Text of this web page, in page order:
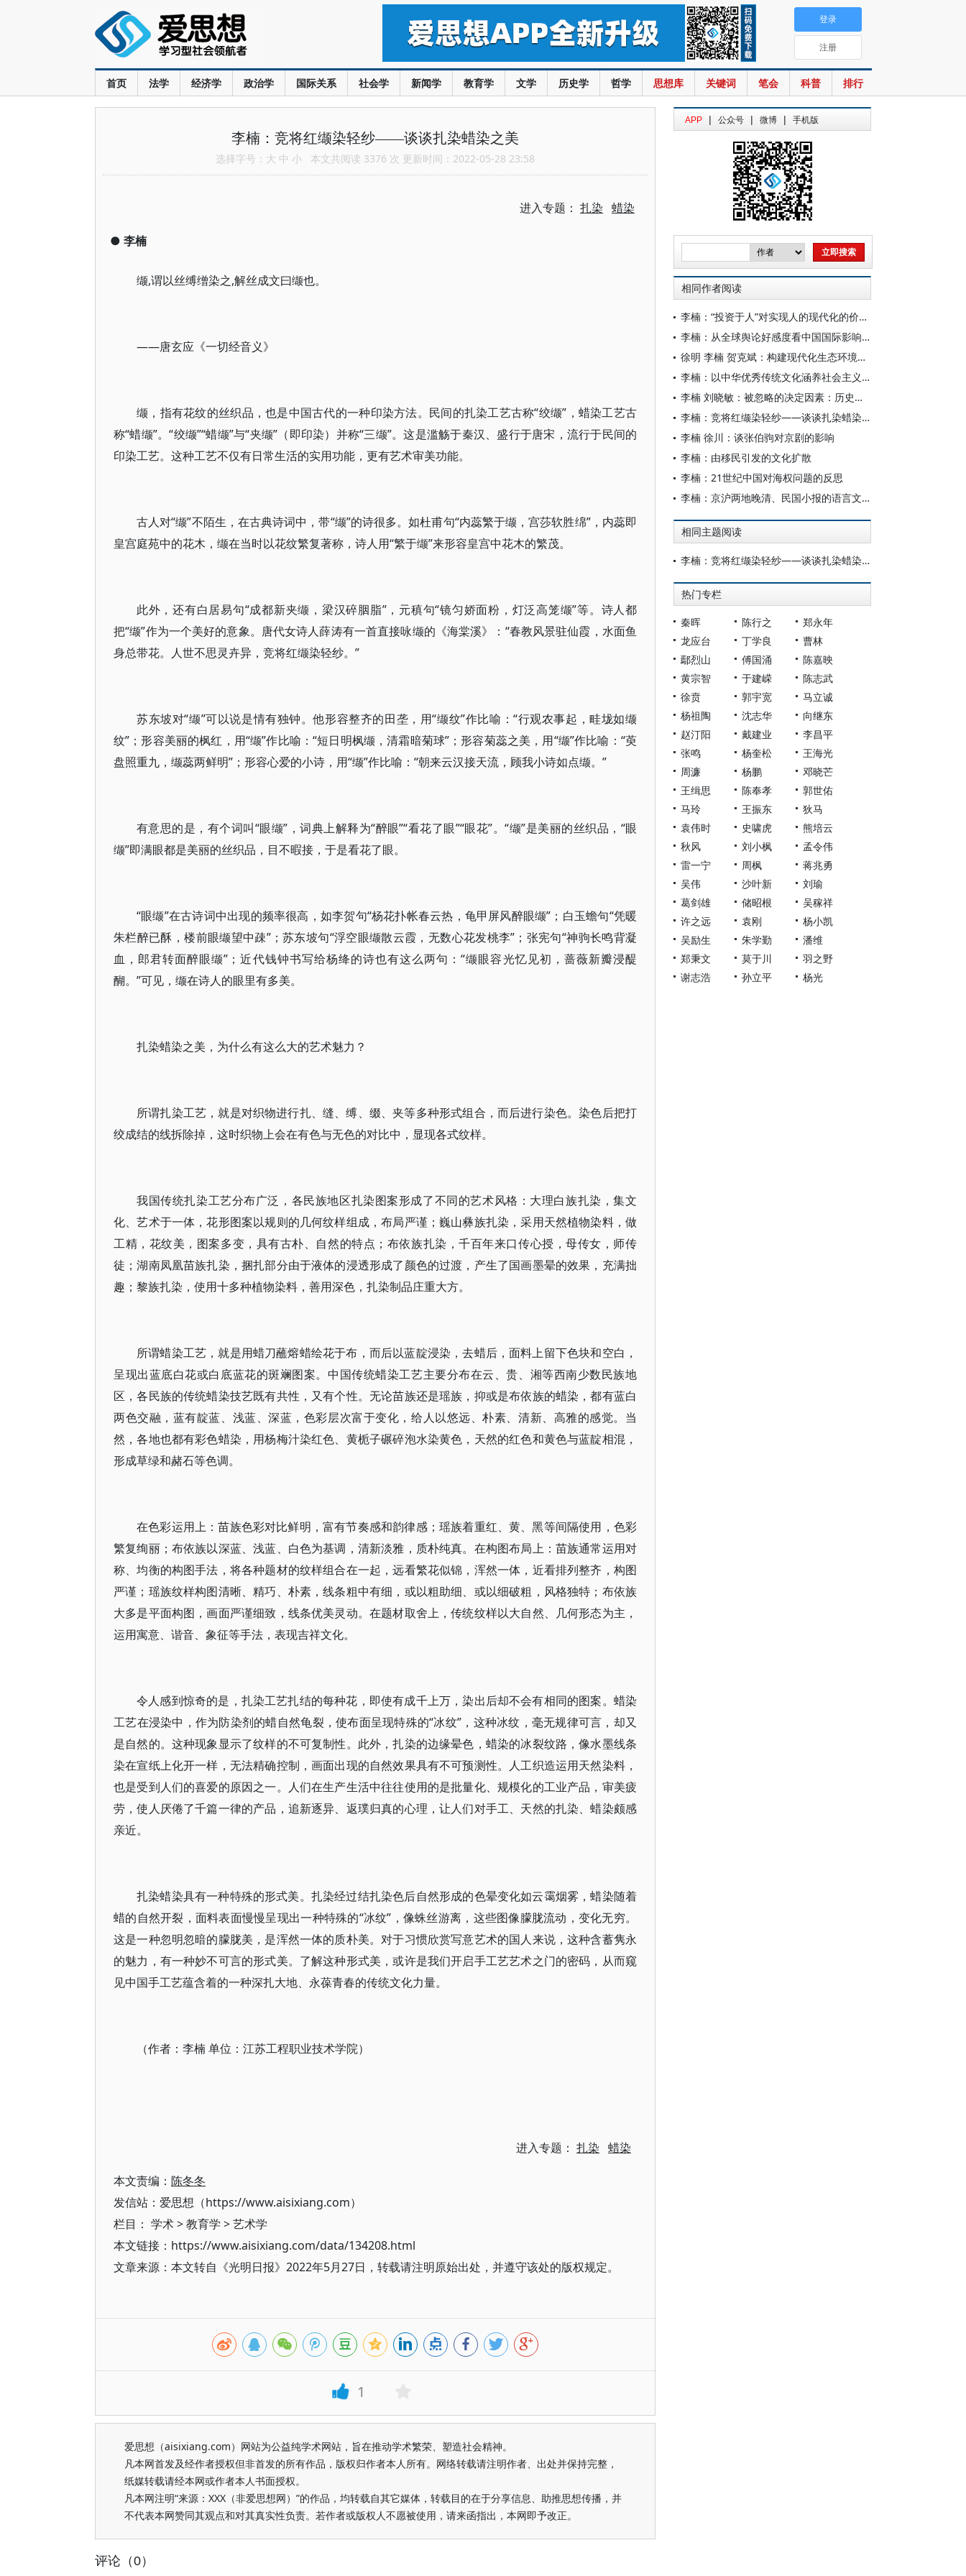
首页 法学 经济学 政治学 国际关系 社会学 新闻学 教育学 文学 历史学 哲学 思想库 关键词 笔会 科普 排行
登录
注册
李楠：竞将红缬染轻纱——谈谈扎染蜡染之美
选择字号： 大 中 小 本文共阅读 3376 次 更新时间：2022-05-28 23:58
进入专题： 扎染 蜡染
● 李楠
缬,谓以丝缚缯染之,解丝成文曰缬也。
——唐玄应《一切经音义》
缬，指有花纹的丝织品，也是中国古代的一种印染方法。民间的扎染工艺古称“绞缬”，蜡染工艺古
称“蜡缬”。“绞缬”“蜡缬”与“夹缬”（即印染）并称“三缬”。这是滥觞于秦汉、盛行于唐宋，流行于民间的
印染工艺。这种工艺不仅有日常生活的实用功能，更有艺术审美功能。
古人对“缬”不陌生，在古典诗词中，带“缬”的诗很多。如杜甫句“内蕊繁于缬，宫莎软胜绵”，内蕊即
皇宫庭苑中的花木，缬在当时以花纹繁复著称，诗人用“繁于缬”来形容皇宫中花木的繁茂。
此外，还有白居易句“成都新夹缬，梁汉碎胭脂”，元稹句“镜匀娇面粉，灯泛高笼缬”等。诗人都
把“缬”作为一个美好的意象。唐代女诗人薛涛有一首直接咏缬的《海棠溪》：“春教风景驻仙霞，水面鱼
身总带花。人世不思灵卉异，竞将红缬染轻纱。”
苏东坡对“缬”可以说是情有独钟。他形容整齐的田垄，用“缬纹”作比喻：“行观农事起，畦垅如缬
纹”；形容美丽的枫红，用“缬”作比喻：“短日明枫缬，清霜暗菊球”；形容菊蕊之美，用“缬”作比喻：“萸
盘照重九，缬蕊两鲜明”；形容心爱的小诗，用“缬”作比喻：“朝来云汉接天流，顾我小诗如点缬。”
有意思的是，有个词叫“眼缬”，词典上解释为“醉眼”“看花了眼”“眼花”。“缬”是美丽的丝织品，“眼
缬”即满眼都是美丽的丝织品，目不暇接，于是看花了眼。
“眼缬”在古诗词中出现的频率很高，如李贺句“杨花扑帐春云热，龟甲屏风醉眼缬”；白玉蟾句“凭暖
朱栏醉已酥，楼前眼缬望中疎”；苏东坡句“浮空眼缬散云霞，无数心花发桃李”；张宪句“神驹长鸣背凝
血，郎君转面醉眼缬”；近代钱钟书写给杨绛的诗也有这么两句：“缬眼容光忆见初，蔷薇新瓣浸醍
醐。”可见，缬在诗人的眼里有多美。
扎染蜡染之美，为什么有这么大的艺术魅力？
所谓扎染工艺，就是对织物进行扎、缝、缚、缀、夹等多种形式组合，而后进行染色。染色后把打
绞成结的线拆除掉，这时织物上会在有色与无色的对比中，显现各式纹样。
我国传统扎染工艺分布广泛，各民族地区扎染图案形成了不同的艺术风格：大理白族扎染，集文
化、艺术于一体，花形图案以规则的几何纹样组成，布局严谨；巍山彝族扎染，采用天然植物染料，做
工精，花纹美，图案多变，具有古朴、自然的特点；布依族扎染，千百年来口传心授，母传女，师传
徒；湖南凤凰苗族扎染，捆扎部分由于液体的浸透形成了颜色的过渡，产生了国画墨晕的效果，充满拙
趣；黎族扎染，使用十多种植物染料，善用深色，扎染制品庄重大方。
所谓蜡染工艺，就是用蜡刀蘸熔蜡绘花于布，而后以蓝靛浸染，去蜡后，面料上留下色块和空白，
呈现出蓝底白花或白底蓝花的斑斓图案。中国传统蜡染工艺主要分布在云、贵、湘等西南少数民族地
区，各民族的传统蜡染技艺既有共性，又有个性。无论苗族还是瑶族，抑或是布依族的蜡染，都有蓝白
两色交融，蓝有靛蓝、浅蓝、深蓝，色彩层次富于变化，给人以悠远、朴素、清新、高雅的感觉。当
然，各地也都有彩色蜡染，用杨梅汁染红色、黄栀子碾碎泡水染黄色，天然的红色和黄色与蓝靛相混，
形成草绿和赭石等色调。
在色彩运用上：苗族色彩对比鲜明，富有节奏感和韵律感；瑶族着重红、黄、黑等间隔使用，色彩
繁复绚丽；布依族以深蓝、浅蓝、白色为基调，清新淡雅，质朴纯真。在构图布局上：苗族通常运用对
称、均衡的构图手法，将各种题材的纹样组合在一起，远看繁花似锦，浑然一体，近看排列整齐，构图
严谨；瑶族纹样构图清晰、精巧、朴素，线条粗中有细，或以粗助细、或以细破粗，风格独特；布依族
大多是平面构图，画面严谨细致，线条优美灵动。在题材取舍上，传统纹样以大自然、几何形态为主，
运用寓意、谐音、象征等手法，表现吉祥文化。
令人感到惊奇的是，扎染工艺扎结的每种花，即使有成千上万，染出后却不会有相同的图案。蜡染
工艺在浸染中，作为防染剂的蜡自然龟裂，使布面呈现特殊的“冰纹”，这种冰纹，毫无规律可言，却又
是自然的。这种现象显示了纹样的不可复制性。此外，扎染的边缘晕色，蜡染的冰裂纹路，像水墨线条
染在宣纸上化开一样，无法精确控制，画面出现的自然效果具有不可预测性。人工织造运用天然染料，
也是受到人们的喜爱的原因之一。人们在生产生活中往往使用的是批量化、规模化的工业产品，审美疲
劳，使人厌倦了千篇一律的产品，追新逐异、返璞归真的心理，让人们对手工、天然的扎染、蜡染颇感
亲近。
扎染蜡染具有一种特殊的形式美。扎染经过结扎染色后自然形成的色晕变化如云霭烟雾，蜡染随着
蜡的自然开裂，面料表面慢慢呈现出一种特殊的“冰纹”，像蛛丝游离，这些图像朦胧流动，变化无穷。
这是一种忽明忽暗的朦胧美，是浑然一体的质朴美。对于习惯欣赏写意艺术的国人来说，这种含蓄隽永
的魅力，有一种妙不可言的形式美。了解这种形式美，或许是我们开启手工艺艺术之门的密码，从而窥
见中国手工艺蕴含着的一种深扎大地、永葆青春的传统文化力量。
（作者：李楠 单位：江苏工程职业技术学院）
进入专题： 扎染 蜡染
本文责编： 陈冬冬
发信站：爱思想（https://www.aisixiang.com）
栏目： 学术>教育学 >艺术学
本文链接：https://www.aisixiang.com/data/134208.html
文章来源：本文转自《光明日报》2022年5月27日，转载请注明原始出处，并遵守该处的版权规定。
1
爱思想（aisixiang.com）网站为公益纯学术网站，旨在推动学术繁荣、塑造社会精神。
凡本网首发及经作者授权但非首发的所有作品，版权归作者本人所有。网络转载请注明作者、出处并保持完整，
纸媒转载请经本网或作者本人书面授权。
凡本网注明“来源：XXX（非爱思想网）”的作品，均转载自其它媒体，转载目的在于分享信息、助推思想传播，并
不代表本网赞同其观点和对其真实性负责。若作者或版权人不愿被使用，请来函指出，本网即予改正。
评论（0）
APP | 公众号 | 微博 | 手机版
相同作者阅读
李楠：“投资于人”对实现人的现代化的价值意蕴
李楠：从全球舆论好感度看中国国际影响力持续攀升
徐明 李楠 贺克斌：构建现代化生态环境智能治理体系
李楠：以中华优秀传统文化涵养社会主义核心价值观
李楠 刘晓敏：被忽略的决定因素：历史对理解经济发展的重要性
李楠：竞将红缬染轻纱——谈谈扎染蜡染之美
李楠 徐川：谈张伯驹对京剧的影响
李楠：由移民引发的文化扩散
李楠：21世纪中国对海权问题的反思
李楠：京沪两地晚清、民国小报的语言文化现象
相同主题阅读
李楠：竞将红缬染轻纱——谈谈扎染蜡染之美
热门专栏
秦晖 陈行之
郑永年
龙应台
丁学良
曹林
鄢烈山
傅国涌
陈嘉映
黄宗智
于建嵘
陈志武
徐贲
郭宇宽
马立诚
杨祖陶
沈志华
向继东
赵汀阳
戴建业
李昌平
张鸣
杨奎松
王海光
周濂
杨鹏
邓晓芒
王缉思
陈奉孝
郭世佑
马玲
王振东
狄马
袁伟时
史啸虎
熊培云
秋风
刘小枫
孟令伟
雷一宁
周枫
蒋兆勇
吴伟
沙叶新
刘瑜
葛剑雄
储昭根
吴稼祥
许之远
袁刚
杨小凯
吴励生
朱学勤
潘维
郑秉文
莫于川
羽之野
谢志浩
孙立平 杨光